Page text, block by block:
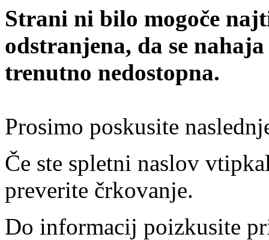
Strani ni bilo mogoče
odstranjena, da se
trenutno nedostopna.
Prosimo poskusite
Če ste spletni naslov
preverite črkovanje.
Do informacij poizkusite